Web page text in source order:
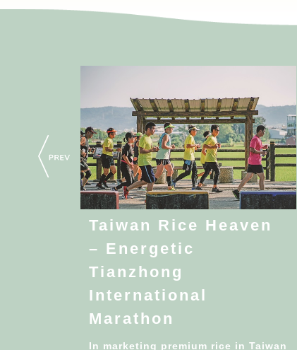
Taiwan Rice Heaven
– Energetic
Tianzhong
International
Marathon
In marketing premium rice in Taiwan